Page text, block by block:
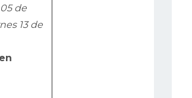
de
13 de